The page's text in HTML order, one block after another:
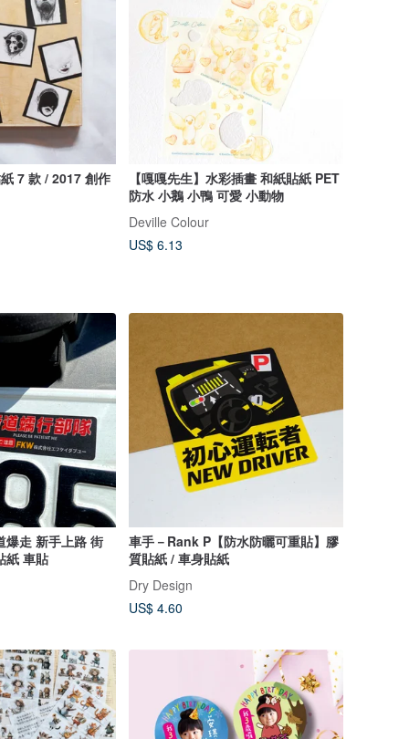
7 款 / 2017 創作
【嘎嘎先生】水彩插畫 和紙貼紙 PET
防水 小鵝 小鴨 可愛 小動物
Deville Colour
US$ 6.13
爆走 新手上路 街
紙 車貼
車手－Rank P【防水防曬可重貼】膠
質貼紙 / 車身貼紙
Dry Design
US$ 4.60